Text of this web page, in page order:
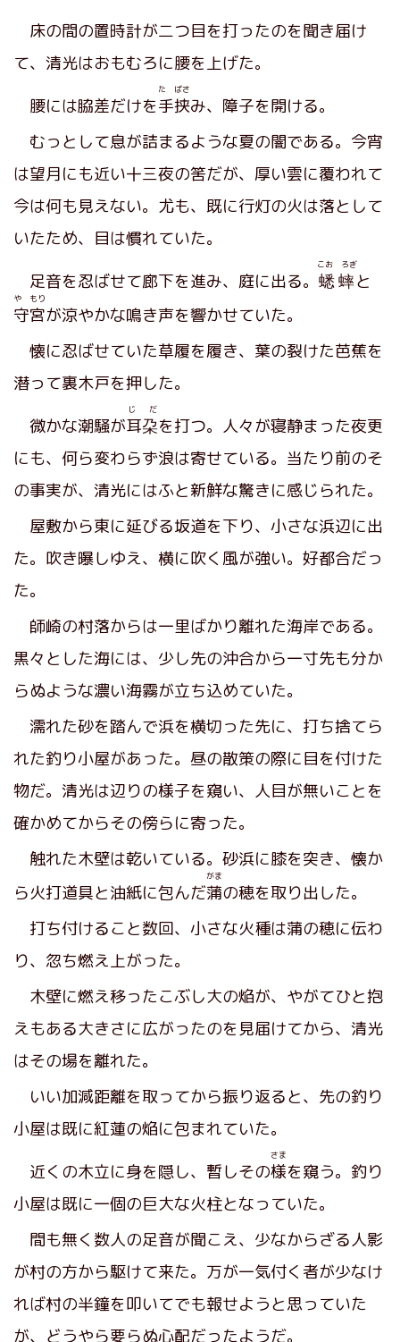
床の間の置時計が二つ目を打ったのを聞き届け
て、清光はおもむろに腰を上げた。
腰には脇差だけを手挟
た ばさ
み、障子を開ける。
むっとして息が詰まるような夏の闇である。今宵
は望月にも近い十三夜の筈だが、厚い雲に覆われて
今は何も見えない。尤も、既に行灯の火は落として
いたため、目は慣れていた。
足音を忍ばせて廊下を進み、庭に出る。 蟋蟀
こお ろぎ
と
守宮
や もり
が涼やかな鳴き声を響かせていた。
懐に忍ばせていた草履を履き、葉の裂けた芭蕉を
潜って裏木戸を押した。
微かな潮騒が耳朶
じ だ
を打つ。人々が寝静まった夜更
にも、何ら変わらず浪は寄せている。当たり前のそ
の事実が、清光にはふと新鮮な驚きに感じられた。
屋敷から東に延びる坂道を下り、小さな浜辺に出
た。吹き曝しゆえ、横に吹く風が強い。好都合だっ
た。
師崎の村落からは一里ばかり離れた海岸である。
黒々とした海には、少し先の沖合から一寸先も分か
らぬような濃い海霧が立ち込めていた。
濡れた砂を踏んで浜を横切った先に、打ち捨てら
れた釣り小屋があった。昼の散策の際に目を付けた
物だ。清光は辺りの様子を窺い、人目が無いことを
確かめてからその傍らに寄った。
触れた木壁は乾いている。砂浜に膝を突き、懐か
ら火打道具と油紙に包んだ蒲
がま
の穂を取り出した。
打ち付けること数回、小さな火種は蒲の穂に伝わ
り、忽ち燃え上がった。
木壁に燃え移ったこぶし大の焔が、やがてひと抱
えもある大きさに広がったのを見届けてから、清光
はその場を離れた。
いい加減距離を取ってから振り返ると、先の釣り
小屋は既に紅蓮の焔に包まれていた。
近くの木立に身を隠し、暫しその様
さま
を窺う。釣り
小屋は既に一個の巨大な火柱となっていた。
間も無く数人の足音が聞こえ、少なからざる人影
が村の方から駆けて来た。万が一気付く者が少なけ
れば村の半鐘を叩いてでも報せようと思っていた
が、どうやら要らぬ心配だったようだ。